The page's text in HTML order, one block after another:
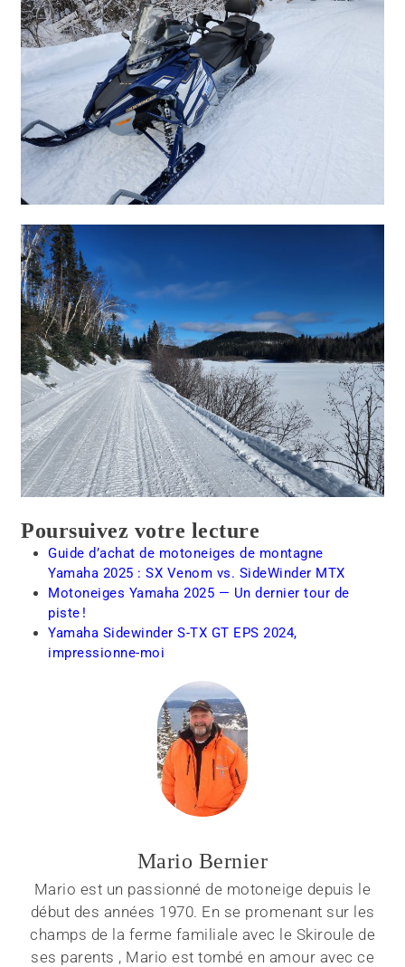
Poursuivez votre lecture
Guide d’achat de motoneiges de montagne
Yamaha 2025 : SX Venom vs. SideWinder MTX
Motoneiges Yamaha 2025 — Un dernier tour de
piste !
Yamaha Sidewinder S-TX GT EPS 2024,
impressionne-moi
Mario Bernier
Mario est un passionné de motoneige depuis le
début des années 1970. En se promenant sur les
champs de la ferme familiale avec le Skiroule de
ses parents , Mario est tombé en amour avec ce